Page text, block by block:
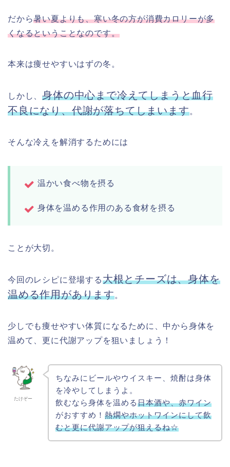
だから暑い夏よりも、寒い冬の方が消費カロリーが多
くなるということなのです。
本来は痩せやすいはずの冬。
しかし、身体の中心まで冷えてしまうと血行
不良になり、代謝が落ちてしまいます。
そんな冷えを解消するためには
温かい食べ物を摂る
身体を温める作用のある食材を摂る
ことが大切。
今回のレシピに登場する大根とチーズは、身体を
温める作用があります。
少しでも痩せやすい体質になるために、中から身体を
温めて、更に代謝アップを狙いましょう！
たけぞー
ちなみにビールやウイスキー、焼酎は身体
を冷やしてしまうよ。
飲むなら身体を温める日本酒や、赤ワイン
がおすすめ！ 熱燗やホットワインにして飲
むと更に代謝アップが狙えるね☆